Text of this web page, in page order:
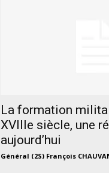
La formation
XVIIIe siècle, une
aujourd’hui
Général (2S) François